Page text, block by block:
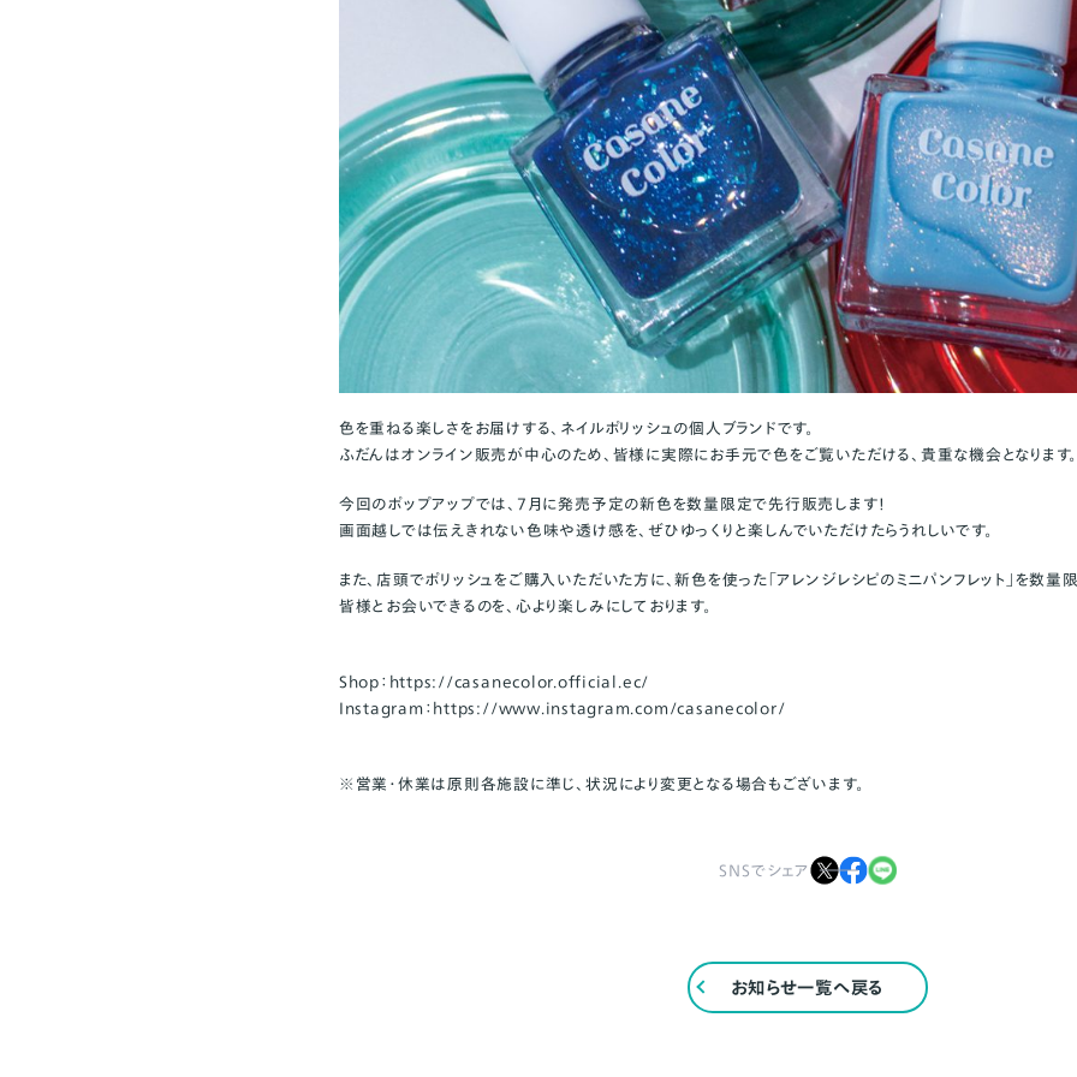
色を重ねる楽しさをお届けする、ネイルポリッシュの個人ブランドです。
ふだんはオンライン販売が中心のため、皆様に実際にお手元で色をご覧いただける、貴重な機会となります
今回のポップアップでは、7月に発売予定の新色を数量限定で先行販売します！
画面越しでは伝えきれない色味や透け感を、ぜひゆっくりと楽しんでいただけたらうれしいです。
また、店頭でポリッシュをご購入いただいた方に、新色を使った「アレンジレシピのミニパンフレット」を数量
皆様とお会いできるのを、心より楽しみにしております。
Shop： https://casanecolor.official.ec/
Instagram： https://www.instagram.com/casanecolor/
※営業・休業は原則各施設に準じ、状況により変更となる場合もございます。
SNSでシェア
お知らせ一覧へ戻る